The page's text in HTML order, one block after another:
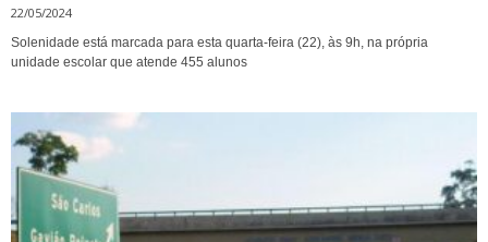
22/05/2024
Solenidade está marcada para esta quarta-feira (22), às 9h, na própria
unidade escolar que atende 455 alunos